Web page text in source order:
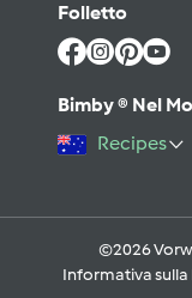
Folletto
Bimby ® Nel
Recipes
©2026
Informativa sulla